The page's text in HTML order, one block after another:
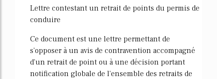
Lettre contestant un retrait de points du permis de
conduire
Ce document est une lettre permettant de
s'opposer à un avis de contravention accompagné
d'un retrait de point ou à une décision portant
notification globale de l'ensemble des retraits de